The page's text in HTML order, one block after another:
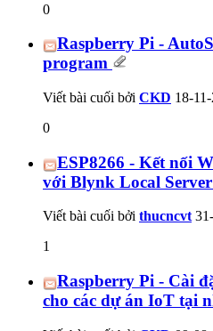
0
Raspberry Pi -
program
Viết bài cuối bởi CKD 18-
0
ESP8266 - Kết nối
với Blynk Local Server
Viết bài cuối bởi thucncvt
1
Raspberry Pi - Cài
cho các dự án IoT tại